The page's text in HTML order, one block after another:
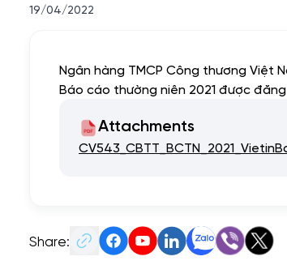
19/04/2022
Ngân hàng TMCP Công thương Việt
Báo cáo thường niên 2021 được
Attachments
Share: